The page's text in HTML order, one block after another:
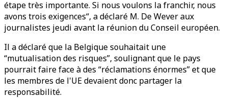
étape très importante. Si nous voulons la franchir, nous
avons trois exigences“, a déclaré M. De Wever aux
journalistes jeudi avant la réunion du Conseil européen.
Il a déclaré que la Belgique souhaitait une
“mutualisation des risques”, soulignant que le pays
pourrait faire face à des “réclamations énormes” et que
les membres de l'UE devaient donc partager la
responsabilité.